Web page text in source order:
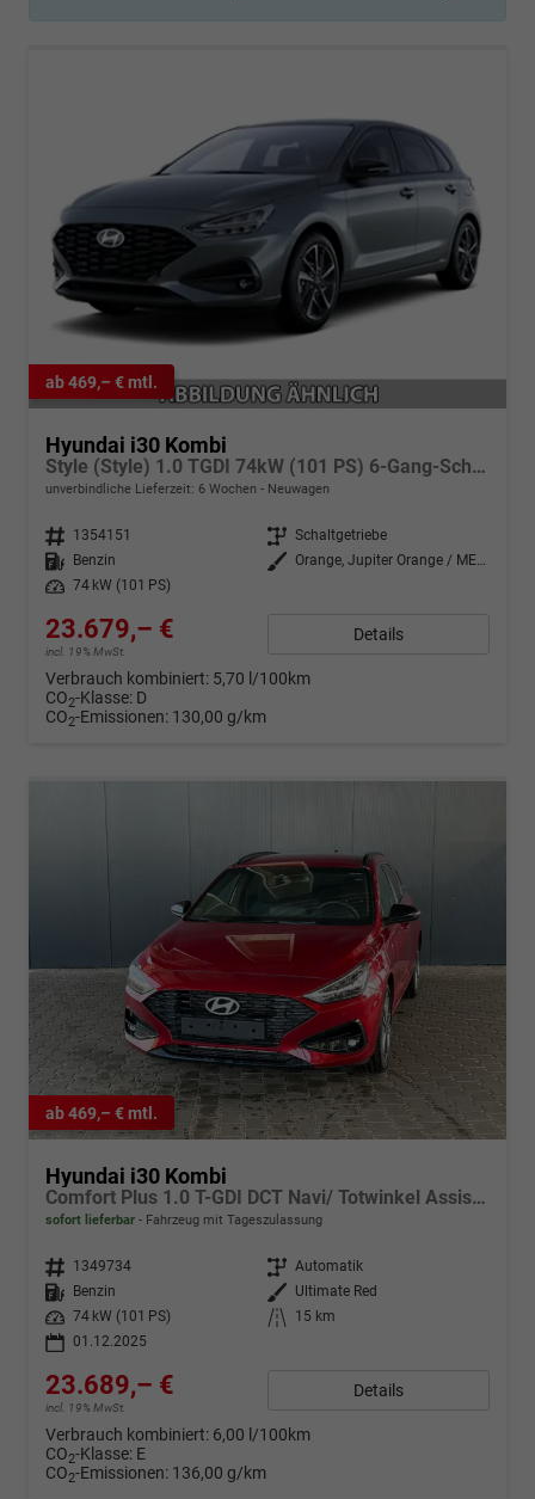
ab 469,– € mtl.
Hyundai i30 Kombi
Style (Style) 1.0 TGDI 74kW (101 PS) 6-Gang-Schaltgetriebe
unverbindliche Lieferzeit: 6 Wochen Neuwagen
Fahrzeugnr. 1354151 Getriebe Schaltgetriebe
Kraftstoff
Benzin Außenfarbe
Orange, Jupiter Orange / MET (PL2)
Leistung
74 kW (101 PS)
23.679,– €
incl. 19% MwSt.
Details
Verbrauch kombiniert: 5,70 l/100km
CO2-Klasse: D
CO2-Emissionen: 130,00 g/km
ab 469,– € mtl.
Hyundai i30 Kombi
Comfort Plus 1.0 T-GDI DCT Navi/ Totwinkel Assistent/ PDC V&H + Kamera/ Alu 17"
sofort lieferbar Fahrzeug mit Tageszulassung
Fahrzeugnr. 1349734 Getriebe Automatik
Kraftstoff
Benzin Außenfarbe
Ultimate Red
Leistung
74 kW (101 PS) Kilometerstand
15 km
01.12.2025
23.689,– €
incl. 19% MwSt.
Details
Verbrauch kombiniert: 6,00 l/100km
CO2-Klasse: E
CO2-Emissionen: 136,00 g/km